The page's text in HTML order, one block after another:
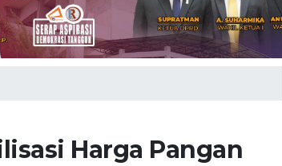
Harga Pangan